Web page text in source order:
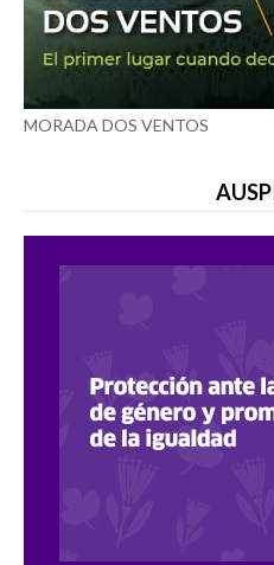
MORADA DOS VENTOS